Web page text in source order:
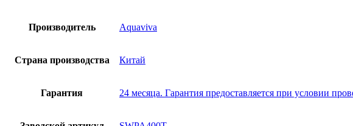
Производитель Aquaviva
Страна производства Китай
Гарантия 24 месяца. Гарантия предоставляется при условии